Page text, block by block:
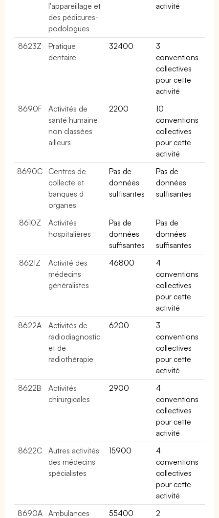
l'appareillage et
des pédicures-
podologues
activité
8623Z
Pratique
dentaire
32400
3
conventions
collectives
pour cette
activité
8690F
Activités de
santé humaine
non classées
ailleurs
2200
10
conventions
collectives
pour cette
activité
8690C
Centres de
collecte et
banques d
organes
Pas de
données
suffisantes
Pas de
données
suffisantes
8610Z
Activités
hospitalières
Pas de
données
suffisantes
Pas de
données
suffisantes
8621Z
Activité des
médecins
généralistes
46800
4
conventions
collectives
pour cette
activité
8622A
Activités de
radiodiagnostic
et de
radiothérapie
6200
3
conventions
collectives
pour cette
activité
8622B
Activités
chirurgicales
2900
4
conventions
collectives
pour cette
activité
8622C
Autres activités
des médecins
spécialistes
15900
4
conventions
collectives
pour cette
activité
8690A
Ambulances 55400 2